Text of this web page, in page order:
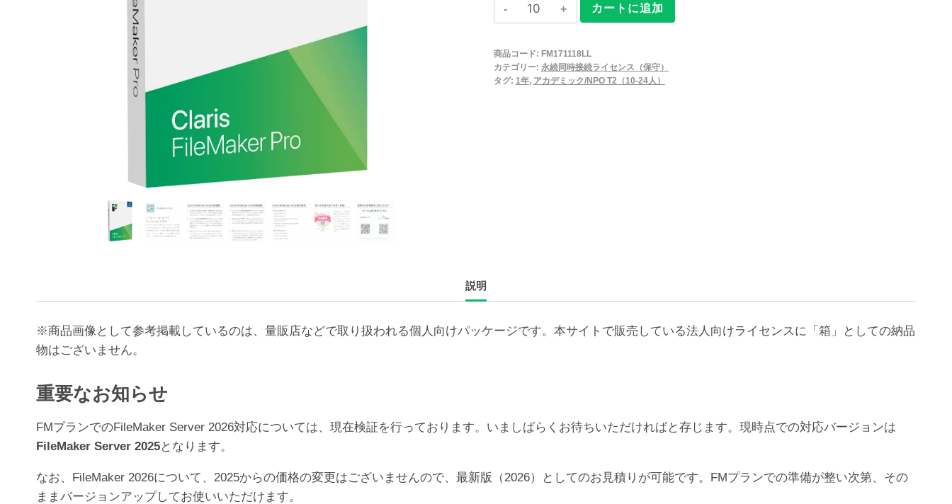
Claris
FileMaker
永
続
年
ッ
24
カートに追加
商品コード: FM171118LL
カテゴリー: 永続同時接続ライセンス（保守）
タグ: 1年, アカデミック/NPO T2（10-24人）
説明
※商品画像として参考掲載しているのは、量販店などで取り扱われる個人向けパッケージです。本サイトで販売している法人向けライセンスに「箱」としての納品
物はございません。
重要なお知らせ
FMプランでのFileMaker Server 2026対応については、現在検証を行っております。いましばらくお待ちいただければと存じます。現時点での対応バージョンは
FileMaker Server 2025となります。
なお、FileMaker 2026について、2025からの価格の変更はございませんので、最新版（2026）としてのお見積りが可能です。FMプランでの準備が整い次第、その
ままバージョンアップしてお使いいただけます。